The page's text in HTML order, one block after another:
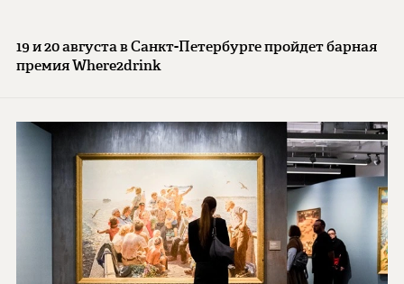
19 и 20 августа в Санкт-Петербурге пройдет барная
премия Where2drink